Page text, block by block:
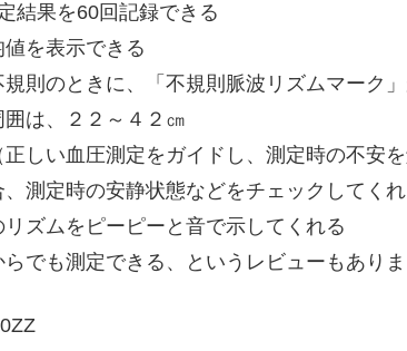
結果を60回記録できる
値を表示できる
規則のときに、「不規則脈波リズムマーク
囲は、２２～４２㎝
正しい血圧測定をガイドし、測定時の不安を
測定時の安静状態などをチェックしてく
リズムをピーピーと音で示してくれる
らでも測定できる、というレビューもありま
ES-W300ZZ